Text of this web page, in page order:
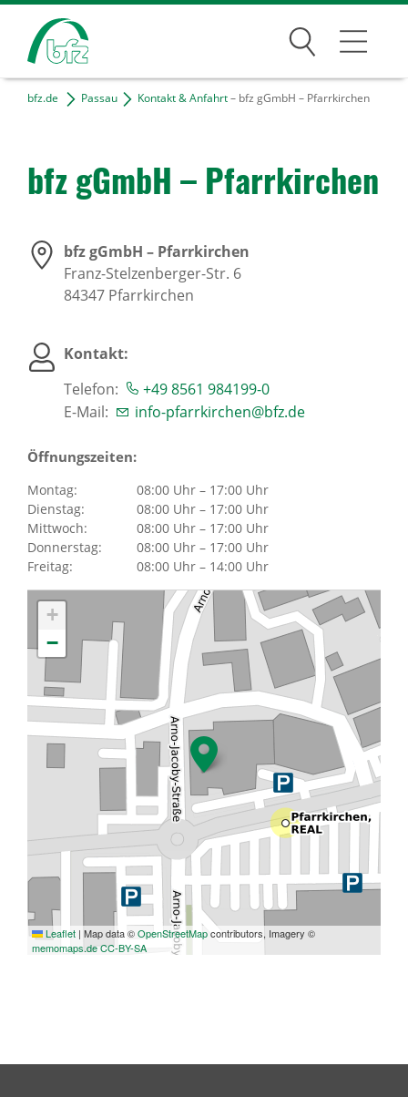
Suchen
Passau
Kontakt & Anfahrt
Projekte
Bildungsangebote
Für Unternehmen
Karriere
Über uns
Standorte
Presse
News Archiv
bfz.de Passau Kontakt & Anfahrt– bfz gGmbH – Pfarrkirchen
bfz gGmbH – Pfarr­kir­chen
bfz gGmbH – Pfarrkirchen
Franz-Stelzenberger-Str. 6
84347 Pfarrkirchen
Kontakt:
Telefon:
+49 8561 984199-0
E-Mail:
info-pfarrkirchen@bfz.de
Öffnungszeiten:
Montag:
08:00 Uhr – 17:00 Uhr
Dienstag:
08:00 Uhr – 17:00 Uhr
Mittwoch:
08:00 Uhr – 17:00 Uhr
Donnerstag:
08:00 Uhr – 17:00 Uhr
Freitag:
08:00 Uhr – 14:00 Uhr
+
−
Leaflet | Map data ©OpenStreetMapcontributors, Imagery ©
memomaps.deCC-BY-SA